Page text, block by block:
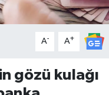
A- A+
gözü kulağı